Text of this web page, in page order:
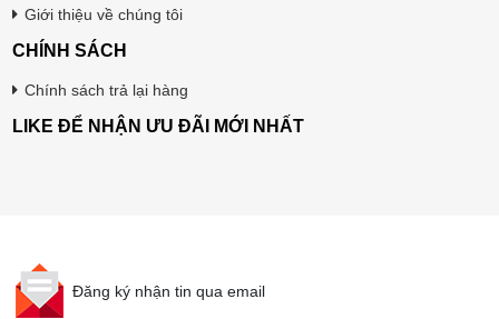
Giới thiệu về chúng tôi
CHÍNH SÁCH
Chính sách trả lại hàng
LIKE ĐỂ NHẬN ƯU ĐÃI MỚI NHẤT
Đăng ký nhận tin qua email